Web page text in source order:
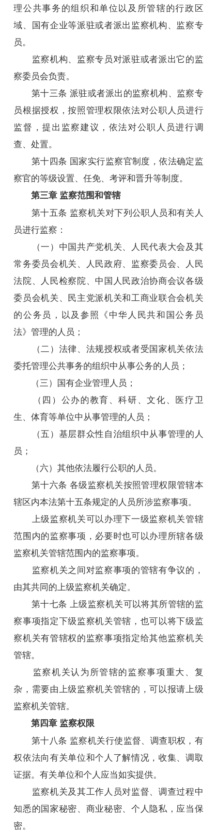
理公共事务的组织和单位以及所管辖的行政区
域、国有企业等派驻或者派出监察机构、监察专
员。
监察机构、监察专员对派驻或者派出它的监
察委员会负责。
第十三条 派驻或者派出的监察机构、监察专
员根据授权，按照管理权限依法对公职人员进行
监督，提出监察建议，依法对公职人员进行调
查、处置。
第十四条 国家实行监察官制度，依法确定监
察官的等级设置、任免、考评和晋升等制度。
第三章 监察范围和管辖
第十五条 监察机关对下列公职人员和有关人
员进行监察：
（一）中国共产党机关、人民代表大会及其
常务委员会机关、人民政府、监察委员会、人民
法院、人民检察院、中国人民政治协商会议各级
委员会机关、民主党派机关和工商业联合会机关
的公务员，以及参照《中华人民共和国公务员
法》管理的人员；
（二）法律、法规授权或者受国家机关依法
委托管理公共事务的组织中从事公务的人员；
（三）国有企业管理人员；
（四）公办的教育、科研、文化、医疗卫
生、体育等单位中从事管理的人员；
（五）基层群众性自治组织中从事管理的人
员；
（六）其他依法履行公职的人员。
第十六条 各级监察机关按照管理权限管辖本
辖区内本法第十五条规定的人员所涉监察事项。
上级监察机关可以办理下一级监察机关管辖
范围内的监察事项，必要时也可以办理所辖各级
监察机关管辖范围内的监察事项。
监察机关之间对监察事项的管辖有争议的，
由其共同的上级监察机关确定。
第十七条 上级监察机关可以将其所管辖的监
察事项指定下级监察机关管辖，也可以将下级监
察机关有管辖权的监察事项指定给其他监察机关
管辖。
监察机关认为所管辖的监察事项重大、复
杂，需要由上级监察机关管辖的，可以报请上级
监察机关管辖。
第四章 监察权限
第十八条 监察机关行使监督、调查职权，有
权依法向有关单位和个人了解情况，收集、调取
证据。有关单位和个人应当如实提供。
监察机关及其工作人员对监督、调查过程中
知悉的国家秘密、商业秘密、个人隐私，应当保
密。